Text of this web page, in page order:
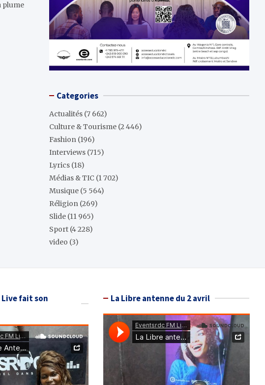
plume
Categories
Actualités (7 662)
Culture & Tourisme (2 446)
Fashion (196)
Interviews (715)
Lyrics (18)
Médias & TIC (1 702)
Musique (5 564)
Réligion (269)
Slide (11 965)
Sport (4 228)
video (3)
Live fait son
La Libre antenne du 2 avril